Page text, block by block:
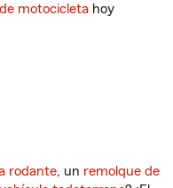
motocicleta hoy
rodante, un remolque de